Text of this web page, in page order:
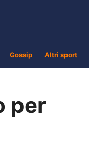
Gossip Altri sport
per